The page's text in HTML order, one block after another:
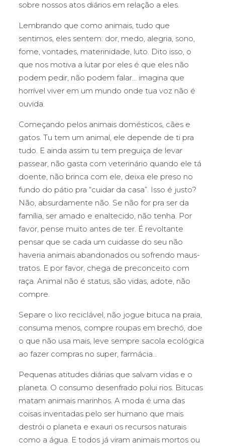
sobre nossos atos diários em relação a eles.
Lembrando que como animais, tudo que
sentimos, eles sentem: dor, medo, alegria, sono,
fome, vontades, materinidade, luto. Dito isso, o
que nos motiva a lutar por eles é que eles não
podem pedir, não podem falar… imagina que
horrível viver em um mundo onde tua voz não é
ouvida.
Começando pelos animais domésticos, cães e
gatos. Tu tem um animal, ele depende de ti pra
tudo. E ainda assim tu tem preguiça de levar
passear, não gasta com veterinário quando ele tá
doente, não brinca com ele, deixa ele preso no
fundo do pátio pra “cuidar da casa”. Isso é justo?
Não, absurdamente não. Se não for pra ser da
família, ser amado e enaltecido, não tenha. Por
favor, pense muito antes de ter. É revoltante
pensar que se cada um cuidasse do seu não
haveria animais abandonados ou sofrendo maus-
tratos. E por favor, chega de preconceito com
raça. Animal não é status, são vidas, adote, não
compre.
Separe o lixo reciclável, não jogue bituca na praia,
consuma menos, compre roupas em brechó, doe
o que não usa mais, leve sempre sacola ecológica
ao fazer compras no super, farmácia…
Pequenas atitudes diárias que salvam vidas e o
planeta. O consumo desenfrado polui rios. Bitucas
matam animais marinhos. A moda é uma das
coisas inventadas pelo ser humano que mais
destrói o planeta e exauri os recursos naturais
como a água. E todos já viram animais mortos ou